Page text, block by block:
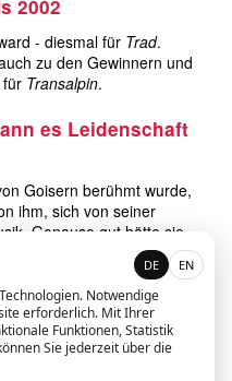
2002
- diesmal für Trad.
zu den Gewinnern und
Transalpin.
es Leidenschaft
Goisern berühmt wurde,
ihm, sich von seiner
Genauso gut hätte sie
aus Bad
zu Hubert von Goisern
ist und der auch ihre erste
DE EN
Notwendige
erforderlich. Mit Ihrer
Funktionen, Statistik
Sie jederzeit über die